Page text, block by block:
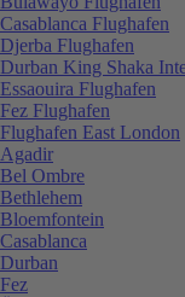
Casablanca Flughafen
Djerba Flughafen
Durban King Shaka
Essaouira Flughafen
Fez Flughafen
Flughafen East London
Agadir
Bel Ombre
Bethlehem
Bloemfontein
Casablanca
Durban
Fez